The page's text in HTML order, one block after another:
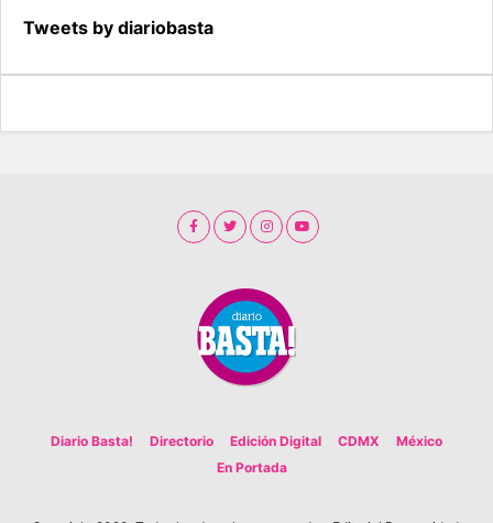
Tweets by diariobasta
Diario Basta! Directorio Edición Digital CDMX
México
En Portada